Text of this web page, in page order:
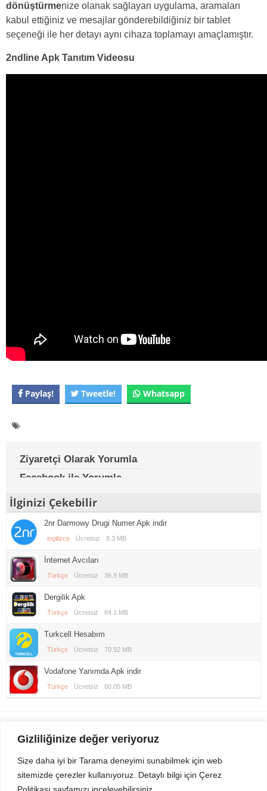
Gizliliğinize değer veriyoruz
Size daha iyi bir Tarama deneyimi sunabilmek için web
sitemizde çerezler kullanıyoruz. Detaylı bilgi için Çerez
Politikası sayfamızı inceleyebilirsiniz.
dönüştürmenize olanak sağlayan uygulama, aramaları
kabul ettiğiniz ve mesajlar gönderebildiğiniz bir tablet
seçeneği ile her detayı aynı cihaza toplamayı amaçlamıştır.
2ndline Apk Tanıtım Videosu
Paylaş! Tweetle! Whatsapp
Ziyaretçi Olarak Yorumla
Facebook ile Yorumla
İlginizi Çekebilir
2nr Darmowy Drugi Numer Apk indir
ingilizce Ücretsiz 8.3 MB
İnternet Avcıları
Türkçe Ücretsiz 36.9 MB
Dergilik Apk
Türkçe Ücretsiz 84.1 MB
Turkcell Hesabım
Türkçe Ücretsiz 70.92 MB
Vodafone Yanımda Apk indir
Türkçe Ücretsiz 60.05 MB
Gezi Seyahat indirvip apk
Sitemizden Son sürüm Program, Android Uygulama, Android Oyun, Apk
Dosyalarını indirip güvenle bilgisayar ve cep telefonlarınızda kullanabilirsiniz.